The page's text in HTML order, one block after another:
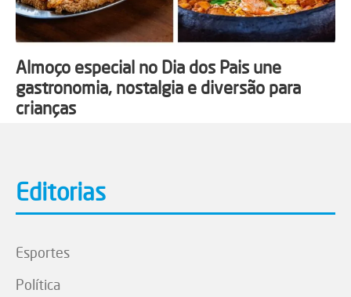
Almoço especial no Dia dos Pais une
gastronomia, nostalgia e diversão para
crianças
Editorias
Esportes
Política